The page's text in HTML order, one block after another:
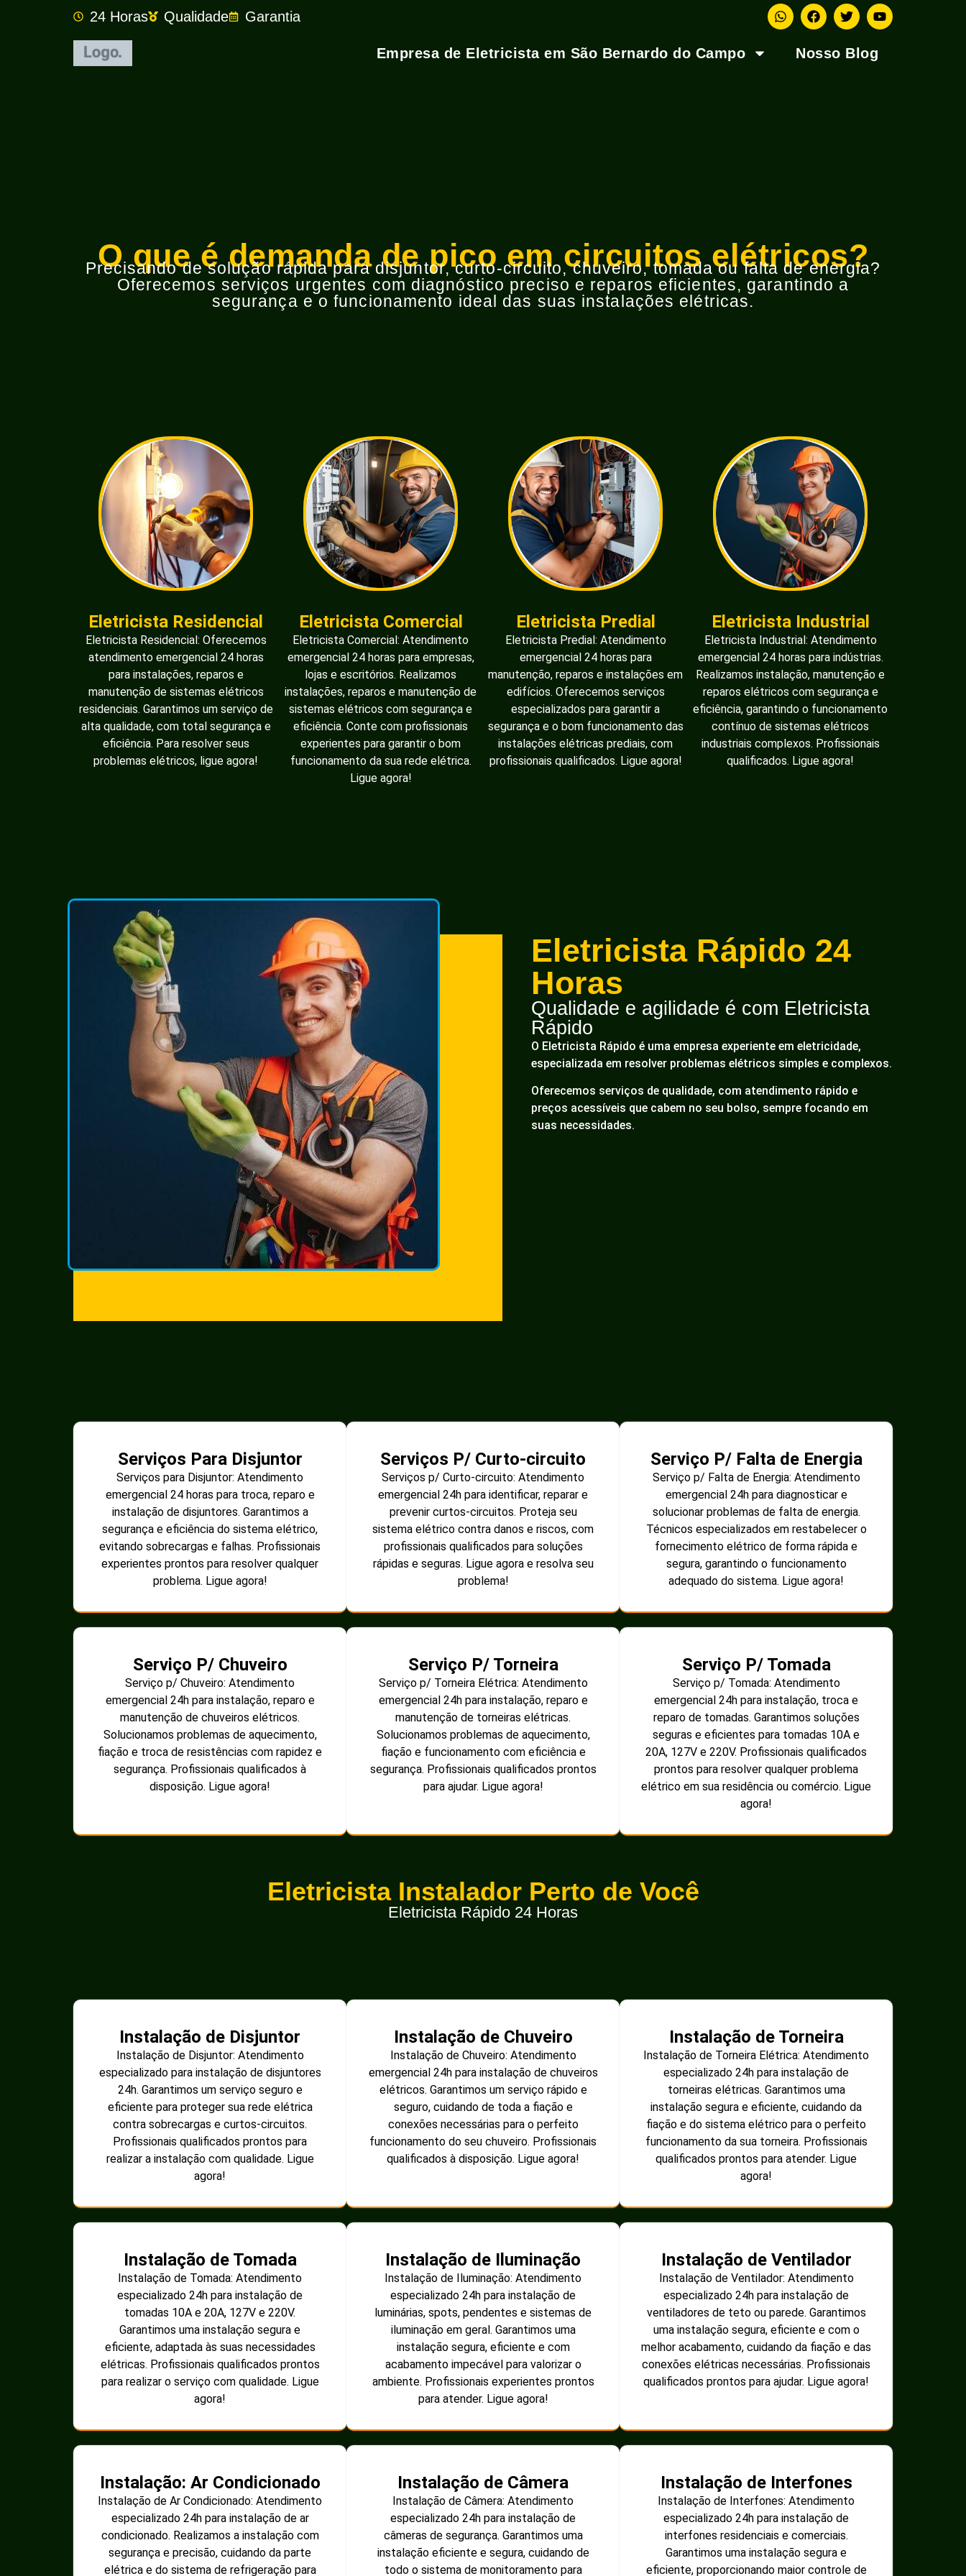
24 Horas Qualidade Garantia
Empresa de Eletricista em São Bernardo do Campo Nosso Blog
O que é demanda de pico em circuitos elétricos?
Precisando de solução rápida para disjuntor, curto-circuito, chuveiro, tomada ou falta de energia?
Oferecemos serviços urgentes com diagnóstico preciso e reparos eficientes, garantindo a
segurança e o funcionamento ideal das suas instalações elétricas.
Eletricista Residencial
Eletricista Residencial: Oferecemos
atendimento emergencial 24 horas
para instalações, reparos e
manutenção de sistemas elétricos
residenciais. Garantimos um serviço de
alta qualidade, com total segurança e
eficiência. Para resolver seus
problemas elétricos, ligue agora!
Eletricista Comercial
Eletricista Comercial: Atendimento
emergencial 24 horas para empresas,
lojas e escritórios. Realizamos
instalações, reparos e manutenção de
sistemas elétricos com segurança e
eficiência. Conte com profissionais
experientes para garantir o bom
funcionamento da sua rede elétrica.
Ligue agora!
Eletricista Predial
Eletricista Predial: Atendimento
emergencial 24 horas para
manutenção, reparos e instalações em
edifícios. Oferecemos serviços
especializados para garantir a
segurança e o bom funcionamento das
instalações elétricas prediais, com
profissionais qualificados. Ligue agora!
Eletricista Industrial
Eletricista Industrial: Atendimento
emergencial 24 horas para indústrias.
Realizamos instalação, manutenção e
reparos elétricos com segurança e
eficiência, garantindo o funcionamento
contínuo de sistemas elétricos
industriais complexos. Profissionais
qualificados. Ligue agora!
Eletricista Rápido 24
Horas
Qualidade e agilidade é com Eletricista
Rápido
O Eletricista Rápido é uma empresa experiente em eletricidade,
especializada em resolver problemas elétricos simples e complexos.
Oferecemos serviços de qualidade, com atendimento rápido e
preços acessíveis que cabem no seu bolso, sempre focando em
suas necessidades.
Serviços Para Disjuntor
Serviços para Disjuntor: Atendimento
emergencial 24 horas para troca, reparo e
instalação de disjuntores. Garantimos a
segurança e eficiência do sistema elétrico,
evitando sobrecargas e falhas. Profissionais
experientes prontos para resolver qualquer
problema. Ligue agora!
Serviços P/ Curto-circuito
Serviços p/ Curto-circuito: Atendimento
emergencial 24h para identificar, reparar e
prevenir curtos-circuitos. Proteja seu
sistema elétrico contra danos e riscos, com
profissionais qualificados para soluções
rápidas e seguras. Ligue agora e resolva seu
problema!
Serviço P/ Falta de Energia
Serviço p/ Falta de Energia: Atendimento
emergencial 24h para diagnosticar e
solucionar problemas de falta de energia.
Técnicos especializados em restabelecer o
fornecimento elétrico de forma rápida e
segura, garantindo o funcionamento
adequado do sistema. Ligue agora!
Serviço P/ Chuveiro
Serviço p/ Chuveiro: Atendimento
emergencial 24h para instalação, reparo e
manutenção de chuveiros elétricos.
Solucionamos problemas de aquecimento,
fiação e troca de resistências com rapidez e
segurança. Profissionais qualificados à
disposição. Ligue agora!
Serviço P/ Torneira
Serviço p/ Torneira Elétrica: Atendimento
emergencial 24h para instalação, reparo e
manutenção de torneiras elétricas.
Solucionamos problemas de aquecimento,
fiação e funcionamento com eficiência e
segurança. Profissionais qualificados prontos
para ajudar. Ligue agora!
Serviço P/ Tomada
Serviço p/ Tomada: Atendimento
emergencial 24h para instalação, troca e
reparo de tomadas. Garantimos soluções
seguras e eficientes para tomadas 10A e
20A, 127V e 220V. Profissionais qualificados
prontos para resolver qualquer problema
elétrico em sua residência ou comércio. Ligue
agora!
Eletricista Instalador Perto de Você
Eletricista Rápido 24 Horas
Instalação de Disjuntor
Instalação de Disjuntor: Atendimento
especializado para instalação de disjuntores
24h. Garantimos um serviço seguro e
eficiente para proteger sua rede elétrica
contra sobrecargas e curtos-circuitos.
Profissionais qualificados prontos para
realizar a instalação com qualidade. Ligue
agora!
Instalação de Chuveiro
Instalação de Chuveiro: Atendimento
emergencial 24h para instalação de chuveiros
elétricos. Garantimos um serviço rápido e
seguro, cuidando de toda a fiação e
conexões necessárias para o perfeito
funcionamento do seu chuveiro. Profissionais
qualificados à disposição. Ligue agora!
Instalação de Torneira
Instalação de Torneira Elétrica: Atendimento
especializado 24h para instalação de
torneiras elétricas. Garantimos uma
instalação segura e eficiente, cuidando da
fiação e do sistema elétrico para o perfeito
funcionamento da sua torneira. Profissionais
qualificados prontos para atender. Ligue
agora!
Instalação de Tomada
Instalação de Tomada: Atendimento
especializado 24h para instalação de
tomadas 10A e 20A, 127V e 220V.
Garantimos uma instalação segura e
eficiente, adaptada às suas necessidades
elétricas. Profissionais qualificados prontos
para realizar o serviço com qualidade. Ligue
agora!
Instalação de Iluminação
Instalação de Iluminação: Atendimento
especializado 24h para instalação de
luminárias, spots, pendentes e sistemas de
iluminação em geral. Garantimos uma
instalação segura, eficiente e com
acabamento impecável para valorizar o
ambiente. Profissionais experientes prontos
para atender. Ligue agora!
Instalação de Ventilador
Instalação de Ventilador: Atendimento
especializado 24h para instalação de
ventiladores de teto ou parede. Garantimos
uma instalação segura, eficiente e com o
melhor acabamento, cuidando da fiação e das
conexões elétricas necessárias. Profissionais
qualificados prontos para ajudar. Ligue agora!
Instalação: Ar Condicionado
Instalação de Ar Condicionado: Atendimento
especializado 24h para instalação de ar
condicionado. Realizamos a instalação com
segurança e precisão, cuidando da parte
elétrica e do sistema de refrigeração para
Instalação de Câmera
Instalação de Câmera: Atendimento
especializado 24h para instalação de
câmeras de segurança. Garantimos uma
instalação eficiente e segura, cuidando de
todo o sistema de monitoramento para
Instalação de Interfones
Instalação de Interfones: Atendimento
especializado 24h para instalação de
interfones residenciais e comerciais.
Garantimos uma instalação segura e
eficiente, proporcionando maior controle de